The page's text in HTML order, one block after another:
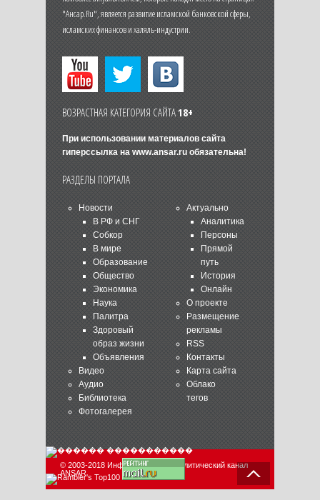
"Ансар.Ru", является развитие исламской банковской сферы,
исламских финансов и халяль-индустрии.
ВОЗРАСТНАЯ КАТЕГОРИЯ САЙТА18+
При использовании материалов сайта
гиперссылка на www.ansar.ruобязательна!
РАЗДЕЛЫ ПОРТАЛА
Новости
В РФ и СНГ
Собкор
В мире
Образование
Общество
Экономика
Наука
Палитра
Здоровый
образ жизни
Объявления
Видео
Аудио
Библиотека
Фотогалерея
Актуально
Аналитика
Персоны
Прямой
путь
История
Онлайн
О проекте
Размещение
рекламы
RSS
Контакты
Карта сайта
Облако
тегов
© 2003-2018 Информационно-аналитический канал
ANSAR